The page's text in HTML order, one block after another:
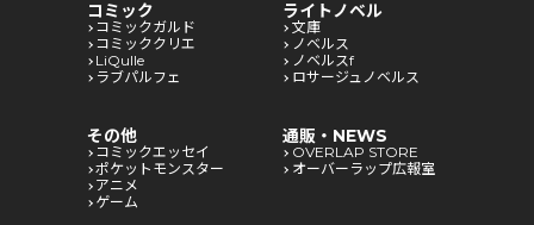
コミック
コミックガルド
コミッククリエ
LiQulle
ラブパルフェ
ライトノベル
文庫
ノベルス
ノベルスf
ロサージュノベルス
その他
コミックエッセイ
ポケットモンスター
アニメ
ゲーム
通販・NEWS
OVERLAP STORE
オーバーラップ広報室